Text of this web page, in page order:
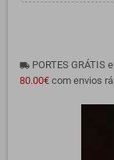
local_shipping PORTES GRÁTIS
80.00€ com envios